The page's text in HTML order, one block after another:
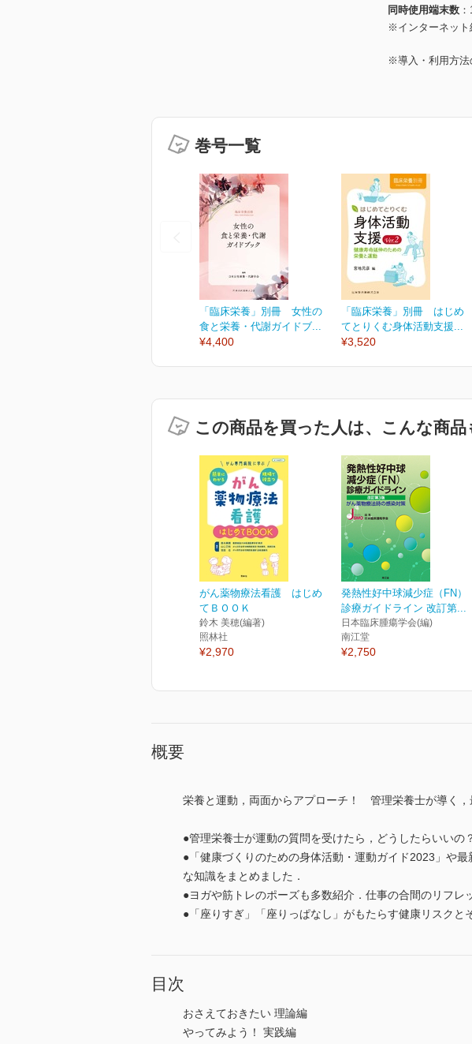
同時使用端末数
※インターネット
※導入・利用方法
巻号一覧
「臨床栄養」別冊 女性の
食と栄養・代謝ガイドブ...
¥4,400
「臨床栄養」別冊 はじめ
てとりくむ身体活動支援...
¥3,520
この商品を買った人は、こんな商品
がん薬物療法看護 はじめ
てＢＯＯＫ
鈴木 美穂(編著)
照林社
¥2,970
発熱性好中球減少症（FN）
診療ガイドライン 改訂第...
日本臨床腫瘍学会(編)
南江堂
¥2,750
概要
栄養と運動，両面からアプローチ！ 管理栄養士が導く，
●管理栄養士が運動の質問を受けたら，どうしたらいい
●「健康づくりのための身体活動・運動ガイド2023」や
な知識をまとめました．
●ヨガや筋トレのポーズも多数紹介．仕事の合間のリフレ
●「座りすぎ」「座りっぱなし」がもたらす健康リスクと
目次
おさえておきたい 理論編
やってみよう！ 実践編